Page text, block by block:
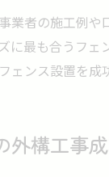
業者の施工例や
に最も合うフェ
ェンス設置を成
外構工事